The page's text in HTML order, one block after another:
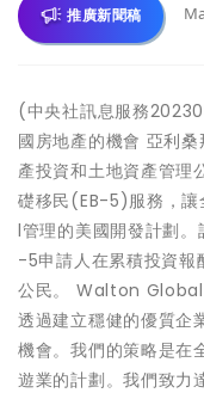
推廣新聞稿
(中央社訊息服務
國房地產的機會 亞利
產投資和土地資產管
礎移民(EB-5)服務，
l管理的美國開發計劃。
-5申請人在累積投資報
公民。 Walton
透過建立穩健的優質企
機會。我們的策略是在
遊業的計劃。我們致力